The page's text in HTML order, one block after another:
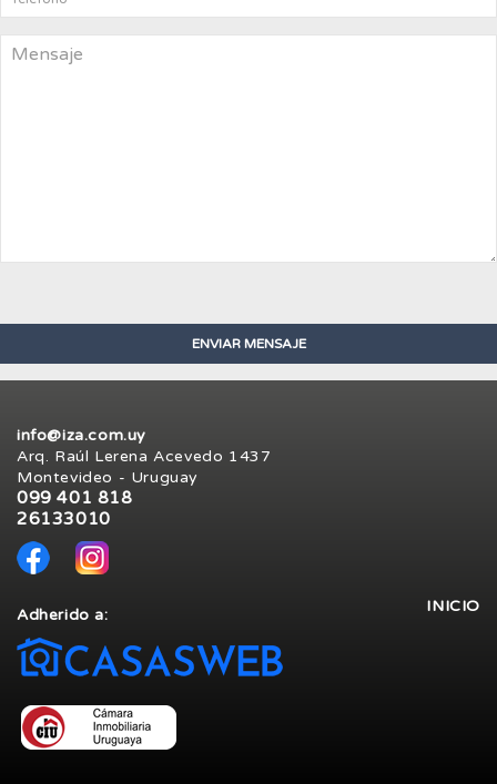
info@iza.com.uy
Arq. Raúl Lerena Acevedo 1437
Montevideo - Uruguay
099 401 818
26133010
INICIO
Adherido a: